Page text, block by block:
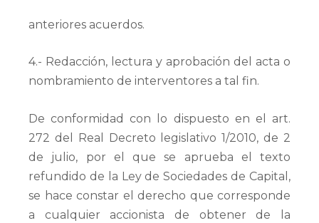
anteriores acuerdos.
4.- Redacción, lectura y aprobación del acta o
nombramiento de interventores a tal fin.
De conformidad con lo dispuesto en el art.
272 del Real Decreto legislativo 1/2010, de 2
de julio, por el que se aprueba el texto
refundido de la Ley de Sociedades de Capital,
se hace constar el derecho que corresponde
a cualquier accionista de obtener de la